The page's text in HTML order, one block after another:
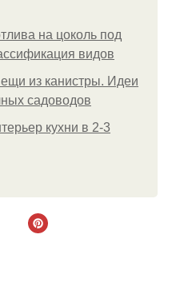
на цоколь под
видов
из канистры. Идеи
садоводов
кухни в 2-3